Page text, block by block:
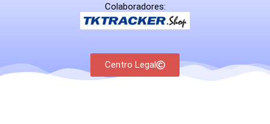
Colaboradores:
Centro Legal